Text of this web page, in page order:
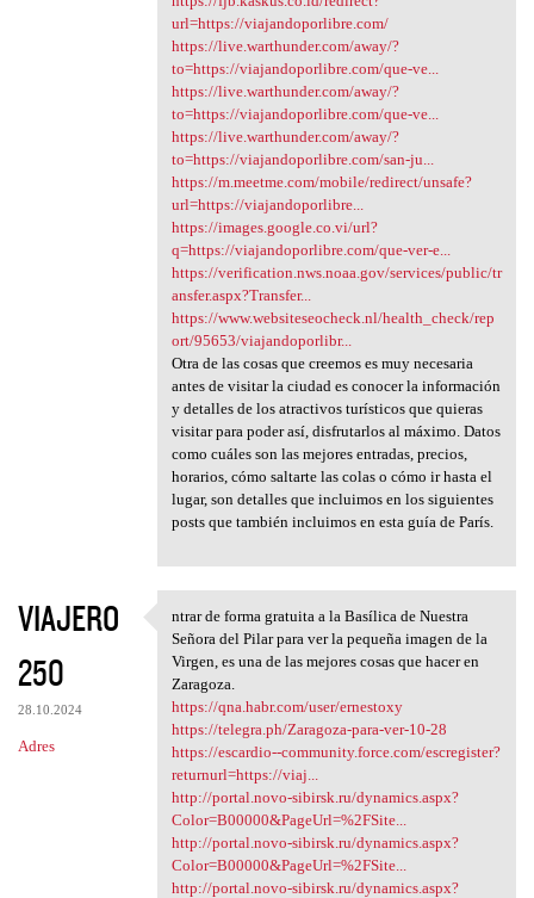
url=https://viajandoporlibre.com/
https://live.warthunder.com/away/?
to=https://viajandoporlibre.com/que-ve...
https://live.warthunder.com/away/?
to=https://viajandoporlibre.com/que-ve...
https://live.warthunder.com/away/?
to=https://viajandoporlibre.com/san-ju...
https://m.meetme.com/mobile/redirect/unsafe?
url=https://viajandoporlibre...
https://images.google.co.vi/url?
q=https://viajandoporlibre.com/que-ver-e...
https://verification.nws.noaa.gov/services/public/tr
ansfer.aspx?Transfer...
https://www.websiteseocheck.nl/health_check/rep
ort/95653/viajandoporlibr...
Otra de las cosas que creemos es muy necesaria
antes de visitar la ciudad es conocer la información
y detalles de los atractivos turísticos que quieras
visitar para poder así, disfrutarlos al máximo. Datos
como cuáles son las mejores entradas, precios,
horarios, cómo saltarte las colas o cómo ir hasta el
lugar, son detalles que incluimos en los siguientes
posts que también incluimos en esta guía de París.
VIAJERO
250
28.10.2024
Adres
ntrar de forma gratuita a la
ntrar de forma gratuita a la Basílica de Nuestra
Señora del Pilar para ver la pequeña imagen de la
Virgen, es una de las mejores cosas que hacer en
Zaragoza.
https://qna.habr.com/user/ernestoxy
https://telegra.ph/Zaragoza-para-ver-10-28
https://escardio--community.force.com/escregister?
returnurl=https://viaj...
http://portal.novo-sibirsk.ru/dynamics.aspx?
Color=B00000&PageUrl=%2FSite...
http://portal.novo-sibirsk.ru/dynamics.aspx?
Color=B00000&PageUrl=%2FSite...
http://portal.novo-sibirsk.ru/dynamics.aspx?